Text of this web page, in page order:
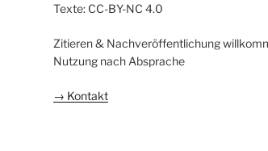
Texte: CC-BY-NC 4.0
Zitieren & Nachveröffentlichung
Nutzung nach Absprache
→ Kontakt